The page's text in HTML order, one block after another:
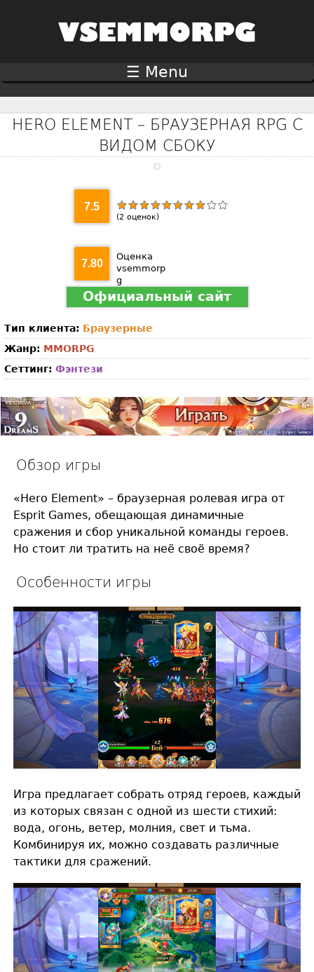
HERO ELEMENT – БРАУЗЕРНАЯ RPG С
ВИДОМ СБОКУ
7.5
(2 оценок)
7.80
Оценка
vsemmorp
g
Официальный сайт
Тип клиента: Браузерные
Жанр: MMORPG
Сеттинг: Фэнтези
Обзор игры
«Hero Element» – браузерная ролевая игра от
Esprit Games, обещающая динамичные
сражения и сбор уникальной команды героев.
Но стоит ли тратить на неё своё время?
Особенности игры
Игра предлагает собрать отряд героев, каждый
из которых связан с одной из шести стихий:
вода, огонь, ветер, молния, свет и тьма.
Комбинируя их, можно создавать различные
тактики для сражений.
☰ Menu